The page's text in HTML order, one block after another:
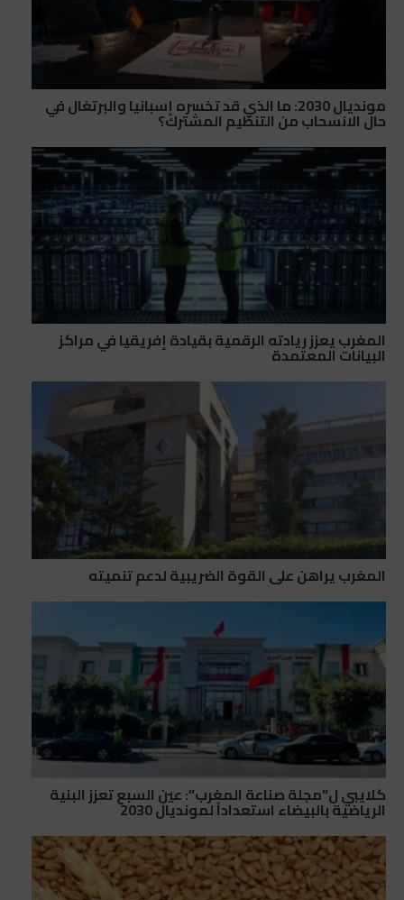
مونديال 2030: ما الذي قد تخسره إسبانيا والبرتغال في
حال الانسحاب من التنظيم المشترك؟
المغرب يعزز ريادته الرقمية بقيادة إفريقيا في مراكز
البيانات المعتمدة
المغرب يراهن على القوة الضريبية لدعم تنميته
كلايبي ل”مجلة صناعة المغرب”: عين السبع تعزز البنية
الرياضية بالبيضاء استعداداً لمونديال 2030